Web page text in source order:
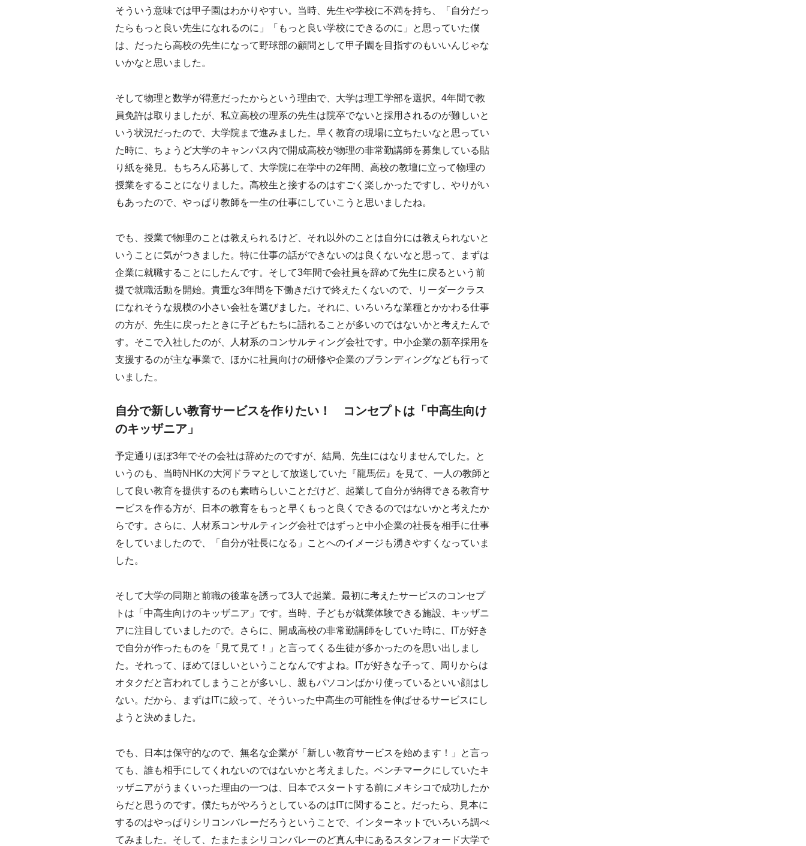
そういう意味では甲子園はわかりやすい。当時、先生や学校に不満を持ち、「自分だっ
たらもっと良い先生になれるのに」「もっと良い学校にできるのに」と思っていた僕
は、だったら高校の先生になって野球部の顧問として甲子園を目指すのもいいんじゃな
いかなと思いました。
そして物理と数学が得意だったからという理由で、大学は理工学部を選択。4年間で教
員免許は取りましたが、私立高校の理系の先生は院卒でないと採用されるのが難しいと
いう状況だったので、大学院まで進みました。早く教育の現場に立ちたいなと思ってい
た時に、ちょうど大学のキャンパス内で開成高校が物理の非常勤講師を募集している貼
り紙を発見。もちろん応募して、大学院に在学中の2年間、高校の教壇に立って物理の
授業をすることになりました。高校生と接するのはすごく楽しかったですし、やりがい
もあったので、やっぱり教師を一生の仕事にしていこうと思いましたね。
でも、授業で物理のことは教えられるけど、それ以外のことは自分には教えられないと
いうことに気がつきました。特に仕事の話ができないのは良くないなと思って、まずは
企業に就職することにしたんです。そして3年間で会社員を辞めて先生に戻るという前
提で就職活動を開始。貴重な3年間を下働きだけで終えたくないので、リーダークラス
になれそうな規模の小さい会社を選びました。それに、いろいろな業種とかかわる仕事
の方が、先生に戻ったときに子どもたちに語れることが多いのではないかと考えたんで
す。そこで入社したのが、人材系のコンサルティング会社です。中小企業の新卒採用を
支援するのが主な事業で、ほかに社員向けの研修や企業のブランディングなども行って
いました。
自分で新しい教育サービスを作りたい！ コンセプトは「中高生向け
のキッザニア」
予定通りほぼ3年でその会社は辞めたのですが、結局、先生にはなりませんでした。と
いうのも、当時NHKの大河ドラマとして放送していた『龍馬伝』を見て、一人の教師と
して良い教育を提供するのも素晴らしいことだけど、起業して自分が納得できる教育サ
ービスを作る方が、日本の教育をもっと早くもっと良くできるのではないかと考えたか
らです。さらに、人材系コンサルティング会社ではずっと中小企業の社長を相手に仕事
をしていましたので、「自分が社長になる」ことへのイメージも湧きやすくなっていま
した。
そして大学の同期と前職の後輩を誘って3人で起業。最初に考えたサービスのコンセプ
トは「中高生向けのキッザニア」です。当時、子どもが就業体験できる施設、キッザニ
アに注目していましたので。さらに、開成高校の非常勤講師をしていた時に、ITが好き
で自分が作ったものを「見て見て！」と言ってくる生徒が多かったのを思い出しまし
た。それって、ほめてほしいということなんですよね。ITが好きな子って、周りからは
オタクだと言われてしまうことが多いし、親もパソコンばかり使っているといい顔はし
ない。だから、まずはITに絞って、そういった中高生の可能性を伸ばせるサービスにし
ようと決めました。
でも、日本は保守的なので、無名な企業が「新しい教育サービスを始めます！」と言っ
ても、誰も相手にしてくれないのではないかと考えました。ベンチマークにしていたキ
ッザニアがうまくいった理由の一つは、日本でスタートする前にメキシコで成功したか
らだと思うのです。僕たちがやろうとしているのはITに関すること。だったら、見本に
するのはやっぱりシリコンバレーだろうということで、インターネットでいろいろ調べ
てみました。そして、たまたまシリコンバレーのど真ん中にあるスタンフォード大学で